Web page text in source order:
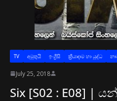
TV අමුතුයි ඉංග්‍රීසි ක්‍රියාදාම හා යුද්ධ
July 25, 2018
Six [S02 : E08] |